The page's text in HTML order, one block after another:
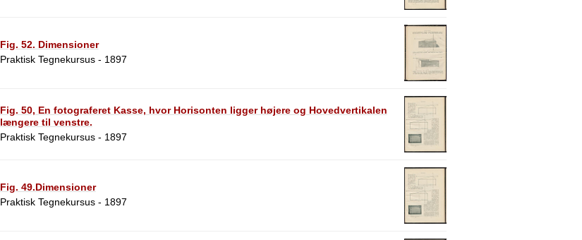
Fig. 52. Dimensioner
Praktisk Tegnekursus - 1897
Fig. 50, En fotograferet Kasse, hvor Horisonten ligger højere og Hovedvertikalen
længere til venstre.
Praktisk Tegnekursus - 1897
Fig. 49.Dimensioner
Praktisk Tegnekursus - 1897